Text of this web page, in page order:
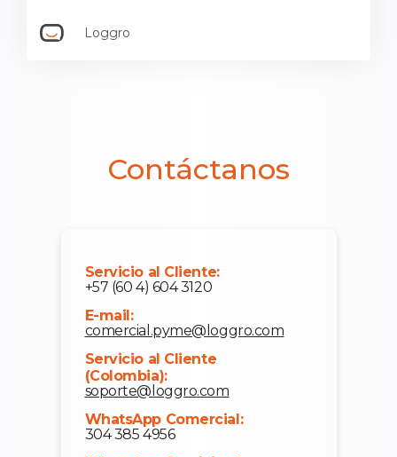
Loggro
Contáctanos
Servicio al Cliente:
+57 (60 4) 604 3120
E-mail:
comercial.pyme@loggro.com
Servicio al Cliente
(Colombia):
soporte@loggro.com
WhatsApp Comercial:
304 385 4956